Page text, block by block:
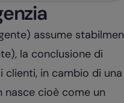
assume
la conclusione di
in cambio di una
nasce cioè come un